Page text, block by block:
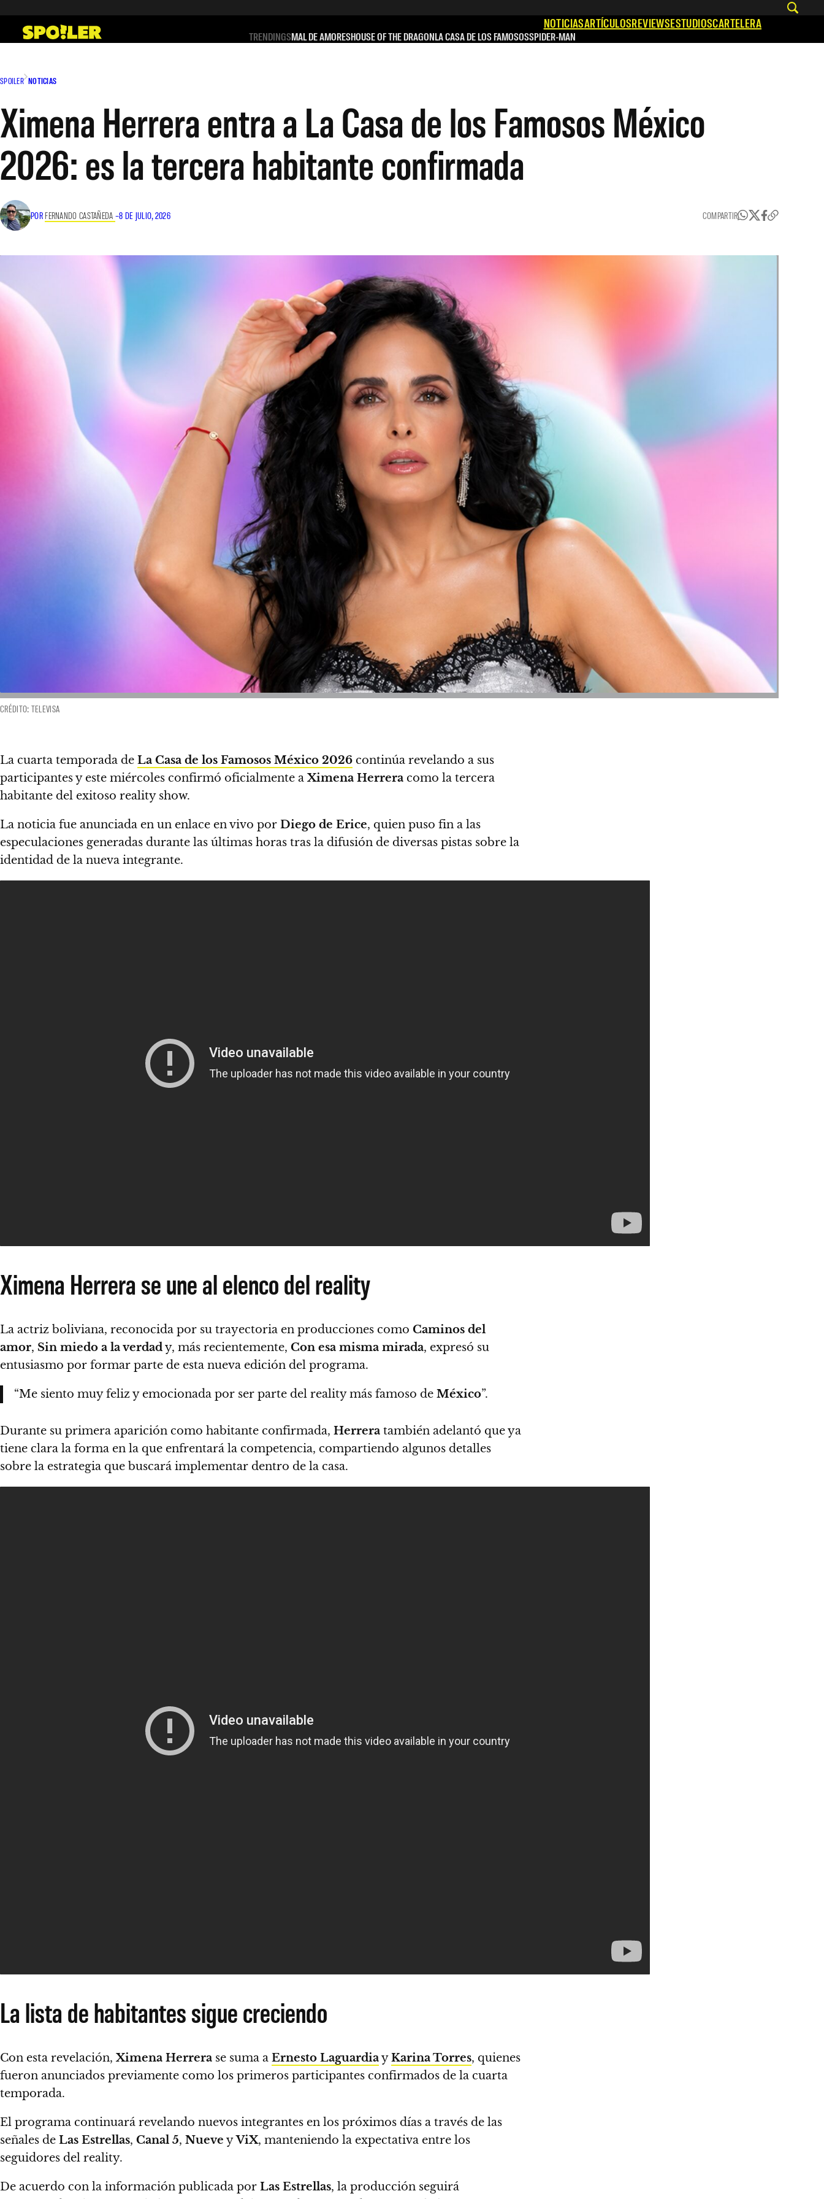
contenido
NOTICIASARTÍCULOSREVIEWSESTUDIOSCARTELERA
TRENDINGSMAL DE AMORESHOUSE OF THE DRAGONLA CASA DE LOS FAMOSOSSPIDER-MAN
SPOILER NOTICIAS
Ximena Herrera entra a La Casa de los Famosos México
2026: es la tercera habitante confirmada
POR FERNANDO CASTAÑEDA –8 DE JULIO, 2026 COMPARTIR
CRÉDITO: TELEVISA
La cuarta temporada de La Casa de los Famosos México 2026 continúa revelando a sus
participantes y este miércoles confirmó oficialmente a Ximena Herrera como la tercera
habitante del exitoso reality show.
La noticia fue anunciada en un enlace en vivo por Diego de Erice, quien puso fin a las
especulaciones generadas durante las últimas horas tras la difusión de diversas pistas sobre la
identidad de la nueva integrante.
Ximena Herrera se une al elenco del reality
La actriz boliviana, reconocida por su trayectoria en producciones como Caminos del
amor, Sin miedo a la verdady, más recientemente, Con esa misma mirada, expresó su
entusiasmo por formar parte de esta nueva edición del programa.
“Me siento muy feliz y emocionada por ser parte del reality más famoso de México”.
Durante su primera aparición como habitante confirmada, Herrera también adelantó que ya
tiene clara la forma en la que enfrentará la competencia, compartiendo algunos detalles
sobre la estrategia que buscará implementar dentro de la casa.
La lista de habitantes sigue creciendo
Con esta revelación, Ximena Herrera se suma a Ernesto LaguardiayKarina Torres, quienes
fueron anunciados previamente como los primeros participantes confirmados de la cuarta
temporada.
El programa continuará revelando nuevos integrantes en los próximos días a través de las
señales de Las Estrellas, Canal 5, Nueve yViX, manteniendo la expectativa entre los
seguidores del reality.
De acuerdo con la información publicada por Las Estrellas, la producción seguirá